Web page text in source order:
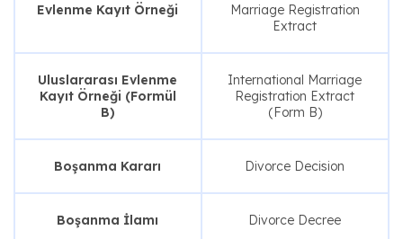
Evlenme Kayıt Örneği
Marriage Registration
Extract
Uluslararası Evlenme
Kayıt Örneği (Formül
B)
International Marriage
Registration Extract
(Form B)
Boşanma Kararı Divorce Decision
Boşanma İlamı Divorce Decree